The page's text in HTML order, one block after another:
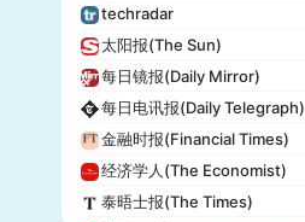
techradar
太阳报(The Sun)
每日镜报(Daily Mirror)
每日电讯报(Daily Telegraph)
金融时报(Financial Times)
经济学人(The Economist)
泰晤士报(The Times)